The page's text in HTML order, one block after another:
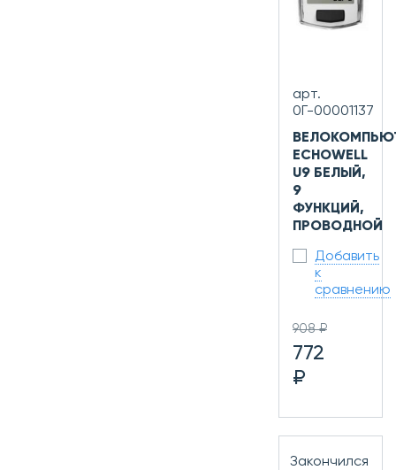
арт.
0Г-00001137
ECHOWELL
U9 БЕЛЫЙ,
9
ФУНКЦИЙ,
ПРОВОДНОЙ
Добавить
к
сравнению
908 ₽
772
₽
Закончился